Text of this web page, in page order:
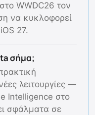
WWDC26 τον
να κυκλοφορεί
27.
σήμα;
λειτουργίες —
Intelligence στο
σφάλματα σε